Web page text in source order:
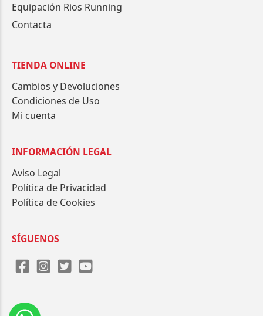
Equipación Rios Running
Contacta
TIENDA ONLINE
Cambios y Devoluciones
Condiciones de Uso
Mi cuenta
INFORMACIÓN LEGAL
Aviso Legal
Política de Privacidad
Política de Cookies
SÍGUENOS